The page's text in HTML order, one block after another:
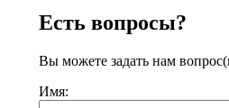
Есть вопросы?
Вы можете задать нам
Имя: